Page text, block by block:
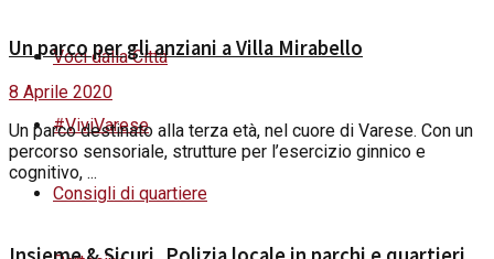
Voci dalla Città
#ViviVarese
Consigli di quartiere
Un parco per gli anziani a Villa Mirabello
8 Aprile 2020
Un parco destinato alla terza età, nel cuore di Varese. Con un
percorso sensoriale, strutture per l’esercizio ginnico e
cognitivo, ...